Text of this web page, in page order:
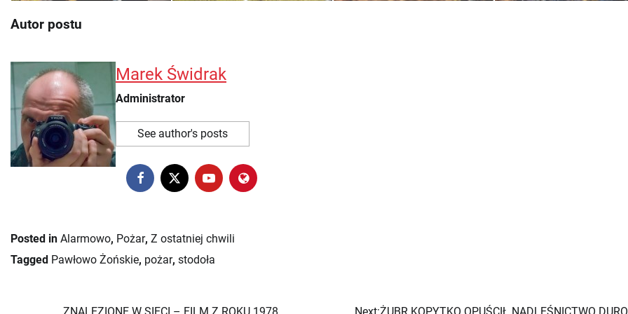
Autor postu
Marek Świdrak
Administrator
See author's posts
Posted in Alarmowo, Pożar, Z ostatniej chwili
Tagged Pawłowo Żońskie, pożar, stodoła
ZNALEZIONE W SIECI – FILM Z ROKU 1978 Next:ŻUBR KOPYTKO OPUŚCIŁ NADLEŚNICTWO